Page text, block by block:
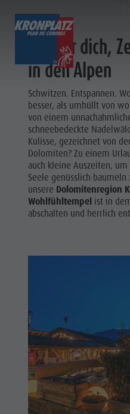
ENTDECKEN
FERIENORTE
FAMILIE &
KINDER
EVENTS
Ferienorte
Dolomiten UNESCO
Sehenswürdigkeiten
Familie & Kinder
Events
Kultur
Sehenswürdigkeiten
Cook the Mountain
Naturparks
Das Pustertal
Südtirol
Events
Guide A-Z
Wandern
Der Kronplatz
Radfahren
Klettern
Paragleiten &
Weitere Aktivitäten
Ferienprogramme
Anreise
Angebote
Mobilität vor Ort
Katalogservice
Kontakt
Webcams
Wetter
Zeit für dich,
in den Alpen
Schwitzen. Entspannen.
besser, als umhüllt von
von einem
schneebedeckte
Kulisse, gezeichnet von
Dolomiten? Zu einem
auch kleine Auszeiten,
Seele genüsslich baumeln
unsere Dolomitenregion
Wohlfühltempel ist in
abschalten und herrlich